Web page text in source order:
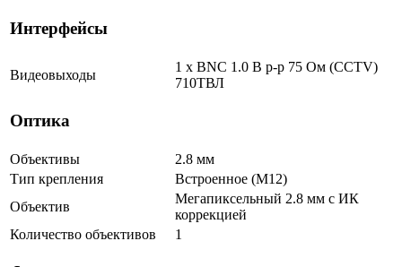
Интерфейсы
Видеовыходы
1 x BNC 1.0 В р-р 75 Ом (CCTV)
710ТВЛ
Оптика
Объективы
2.8 мм
Тип крепления
Встроенное (М12)
Объектив
Мегапиксельный 2.8 мм c ИК
коррекцией
Количество объективов
1